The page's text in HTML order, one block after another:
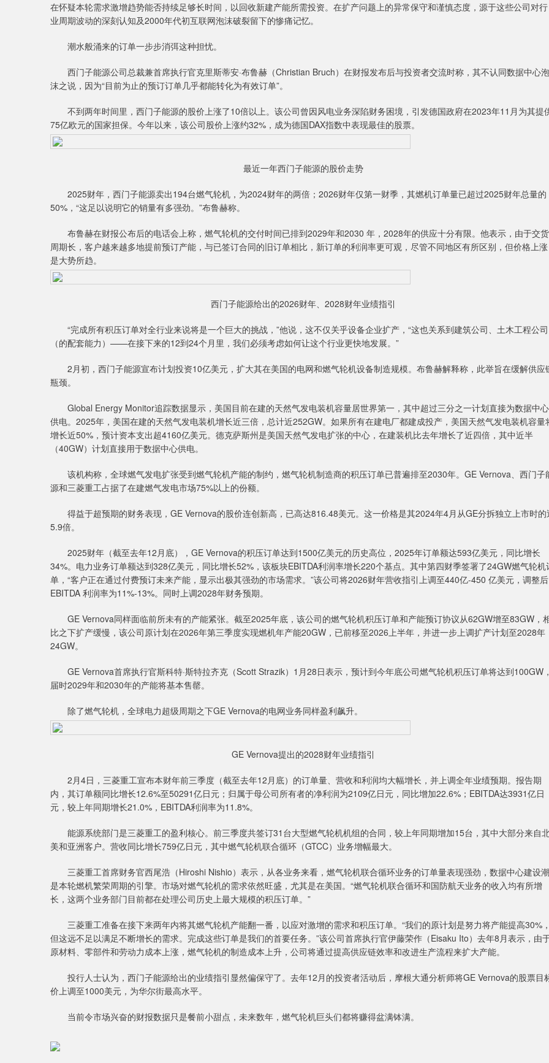
在怀疑本轮需求激增趋势能否持续足够长时间，以回收新建产能所需投资。在扩产问题上的异常保守和谨慎态度，源于这些公司对行
业周期波动的深刻认知及2000年代初互联网泡沫破裂留下的惨痛记忆。
潮水般涌来的订单一步步消弭这种担忧。
西门子能源公司总裁兼首席执行官克里斯蒂安·布鲁赫（Christian Bruch）在财报发布后与投资者交流时称，其不认同数据中心泡
沫之说，因为“目前为止的预订订单几乎都能转化为有效订单”。
不到两年时间里，西门子能源的股价上涨了10倍以上。该公司曾因风电业务深陷财务困境，引发德国政府在2023年11月为其提
75亿欧元的国家担保。今年以来，该公司股价上涨约32%，成为德国DAX指数中表现最佳的股票。
最近一年西门子能源的股价走势
2025财年，西门子能源卖出194台燃气轮机，为2024财年的两倍；2026财年仅第一财季，其燃机订单量已超过2025财年总量的
50%，“这足以说明它的销量有多强劲。”布鲁赫称。
布鲁赫在财报公布后的电话会上称，燃气轮机的交付时间已排到2029年和2030 年，2028年的供应十分有限。他表示，由于交货
周期长，客户越来越多地提前预订产能，与已签订合同的旧订单相比，新订单的利润率更可观，尽管不同地区有所区别，但价格上涨
是大势所趋。
西门子能源给出的2026财年、2028财年业绩指引
“完成所有积压订单对全行业来说将是一个巨大的挑战，”他说，这不仅关乎设备企业扩产，“这也关系到建筑公司、土木工程公司
（的配套能力）——在接下来的12到24个月里，我们必须考虑如何让这个行业更快地发展。”
2月初，西门子能源宣布计划投资10亿美元，扩大其在美国的电网和燃气轮机设备制造规模。布鲁赫解释称，此举旨在缓解供应
瓶颈。
Global Energy Monitor追踪数据显示，美国目前在建的天然气发电装机容量居世界第一，其中超过三分之一计划直接为数据中心
供电。2025年，美国在建的天然气发电装机增长近三倍，总计近252GW。如果所有在建电厂都建成投产，美国天然气发电装机容量
增长近50%，预计资本支出超4160亿美元。德克萨斯州是美国天然气发电扩张的中心，在建装机比去年增长了近四倍，其中近半
（40GW）计划直接用于数据中心供电。
该机构称，全球燃气发电扩张受到燃气轮机产能的制约，燃气轮机制造商的积压订单已普遍排至2030年。GE Vernova、西门子
源和三菱重工占据了在建燃气发电市场75%以上的份额。
得益于超预期的财务表现，GE Vernova的股价连创新高，已高达816.48美元。这一价格是其2024年4月从GE分拆独立上市时的
5.9倍。
2025财年（截至去年12月底），GE Vernova的积压订单达到1500亿美元的历史高位，2025年订单额达593亿美元，同比增长
34%。电力业务订单额达到328亿美元，同比增长52%，该板块EBITDA利润率增长220个基点。其中第四财季签署了24GW燃气轮机
单，“客户正在通过付费预订未来产能，显示出极其强劲的市场需求。”该公司将2026财年营收指引上调至440亿-450 亿美元，调整后
EBITDA 利润率为11%-13%。同时上调2028年财务预期。
GE Vernova同样面临前所未有的产能紧张。截至2025年底，该公司的燃气轮机积压订单和产能预订协议从62GW增至83GW，
比之下扩产缓慢，该公司原计划在2026年第三季度实现燃机年产能20GW，已前移至2026上半年，并进一步上调扩产计划至2028年
24GW。
GE Vernova首席执行官斯科特·斯特拉齐克（Scott Strazik）1月28日表示，预计到今年底公司燃气轮机积压订单将达到100GW，
届时2029年和2030年的产能将基本售罄。
除了燃气轮机，全球电力超级周期之下GE Vernova的电网业务同样盈利飙升。
GE Vernova提出的2028财年业绩指引
2月4日，三菱重工宣布本财年前三季度（截至去年12月底）的订单量、营收和利润均大幅增长，并上调全年业绩预期。报告期
内，其订单额同比增长12.6%至50291亿日元；归属于母公司所有者的净利润为2109亿日元，同比增加22.6%；EBITDA达3931亿日
元，较上年同期增长21.0%，EBITDA利润率为11.8%。
能源系统部门是三菱重工的盈利核心。前三季度共签订31台大型燃气轮机机组的合同，较上年同期增加15台，其中大部分来自
美和亚洲客户。营收同比增长759亿日元，其中燃气轮机联合循环（GTCC）业务增幅最大。
三菱重工首席财务官西尾浩（Hiroshi Nishio）表示，从各业务来看，燃气轮机联合循环业务的订单量表现强劲，数据中心建设潮
是本轮燃机繁荣周期的引擎。市场对燃气轮机的需求依然旺盛，尤其是在美国。“燃气轮机联合循环和国防航天业务的收入均有所增
长，这两个业务部门目前都在处理公司历史上最大规模的积压订单。”
三菱重工准备在接下来两年内将其燃气轮机产能翻一番，以应对激增的需求和积压订单。“我们的原计划是努力将产能提高30%，
但这远不足以满足不断增长的需求。完成这些订单是我们的首要任务。”该公司首席执行官伊藤荣作（Eisaku Ito）去年8月表示，由
原材料、零部件和劳动力成本上涨，燃气轮机的制造成本上升，公司将通过提高供应链效率和改进生产流程来扩大产能。
投行人士认为，西门子能源给出的业绩指引显然偏保守了。去年12月的投资者活动后，摩根大通分析师将GE Vernova的股票目
价上调至1000美元，为华尔街最高水平。
当前令市场兴奋的财报数据只是餐前小甜点，未来数年，燃气轮机巨头们都将赚得盆满钵满。